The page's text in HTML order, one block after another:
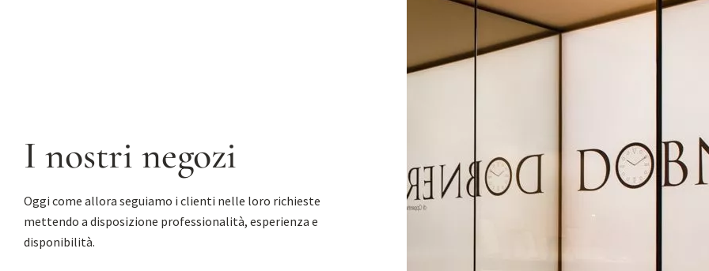
I nostri negozi
Oggi come allora seguiamo i clienti nelle loro richieste
mettendo a disposizione professionalità, esperienza e
disponibilità.